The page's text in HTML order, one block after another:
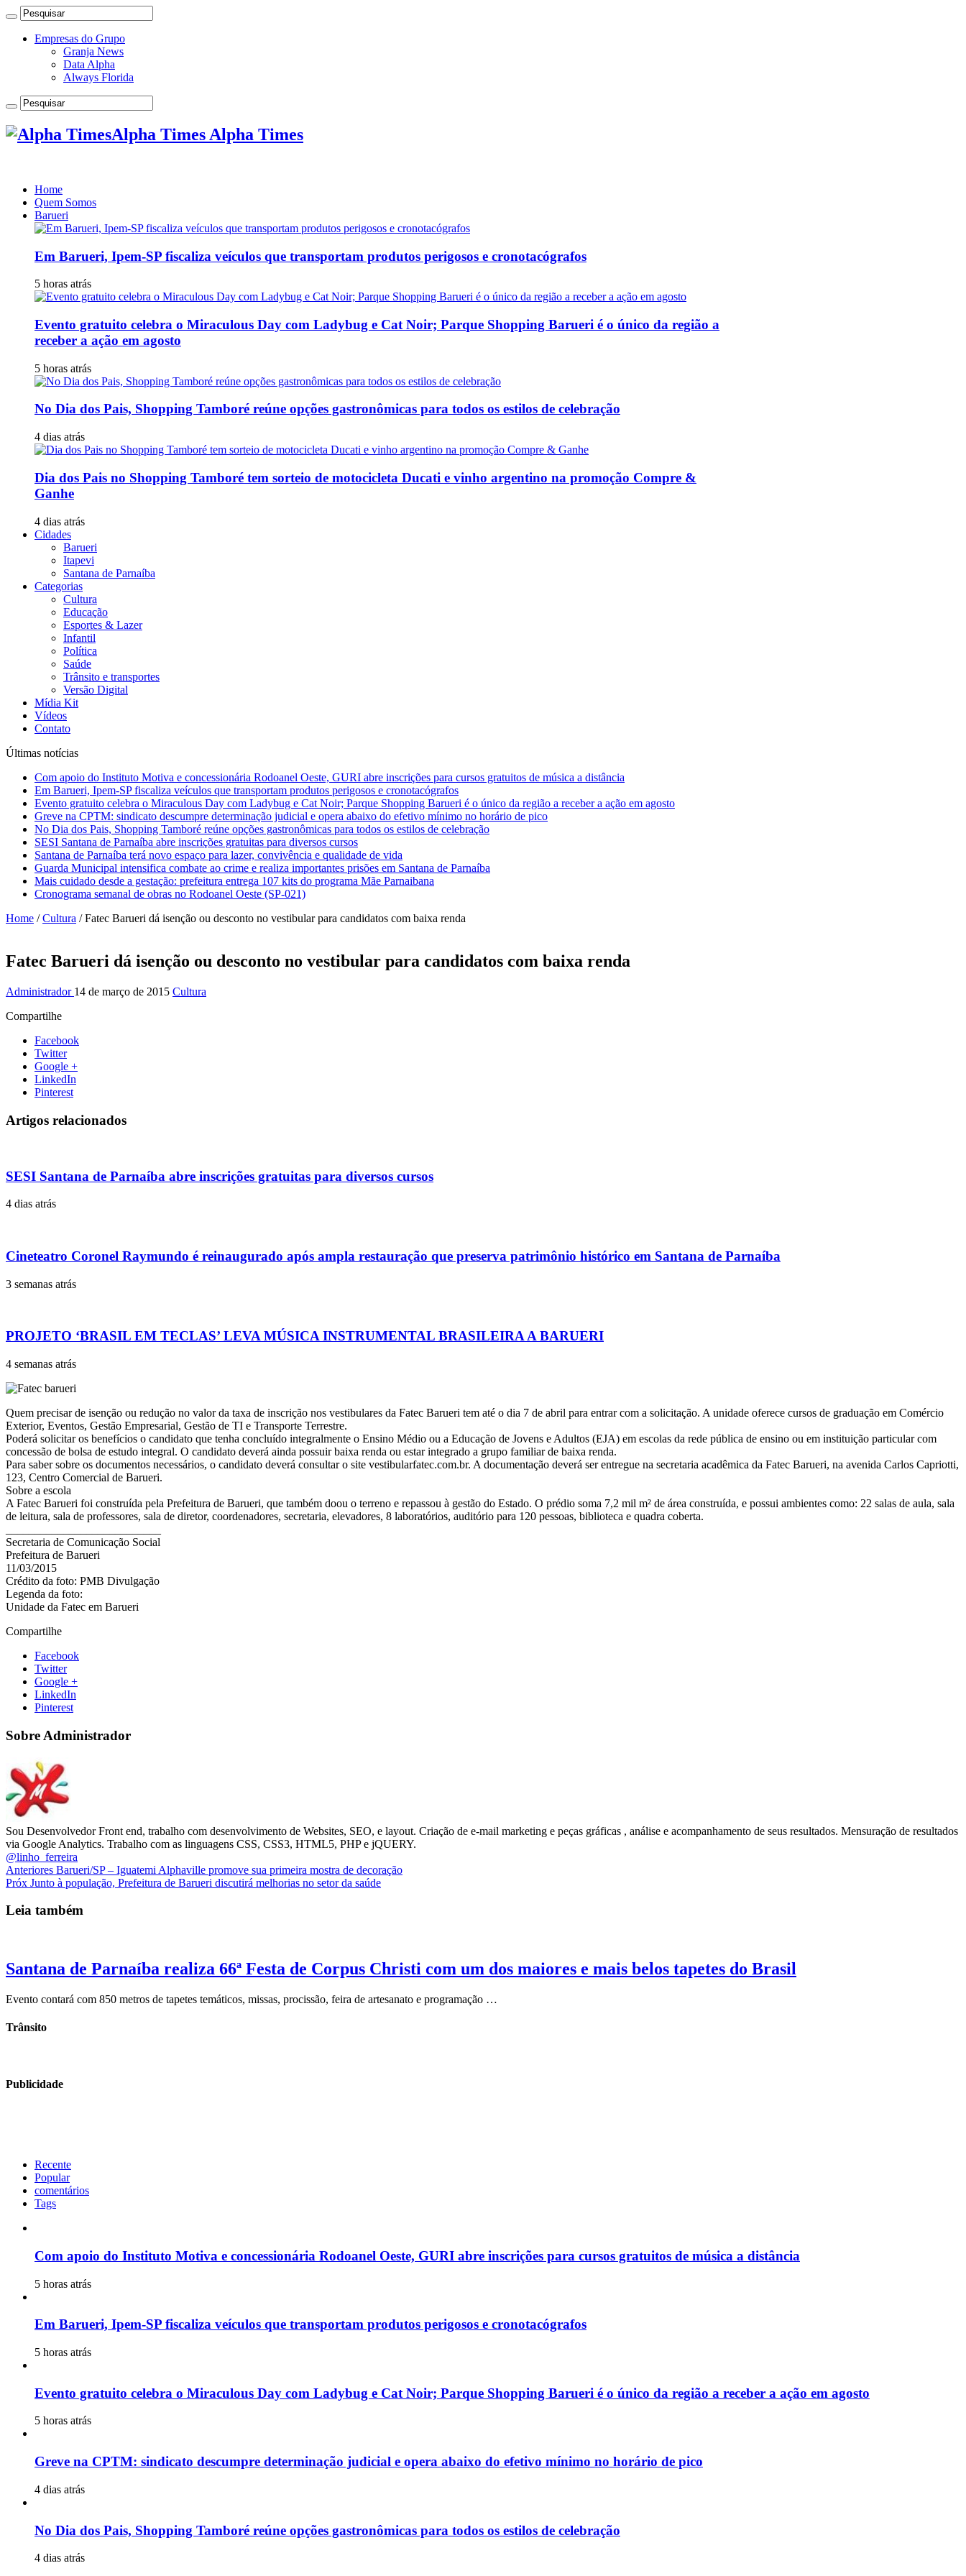
Empresas do Grupo
Granja News
Data Alpha
Always Florida
Alpha Times Alpha Times
Home
Quem Somos
Barueri
Em Barueri, Ipem-SP fiscaliza veículos que transportam produtos perigosos e cronotacógrafos
5 horas atrás
Evento gratuito celebra o Miraculous Day com Ladybug e Cat Noir; Parque Shopping Barueri é o único da região a
receber a ação em agosto
5 horas atrás
No Dia dos Pais, Shopping Tamboré reúne opções gastronômicas para todos os estilos de celebração
4 dias atrás
Dia dos Pais no Shopping Tamboré tem sorteio de motocicleta Ducati e vinho argentino na promoção Compre &
Ganhe
4 dias atrás
Cidades
Barueri
Itapevi
Santana de Parnaíba
Categorias
Cultura
Educação
Esportes & Lazer
Infantil
Política
Saúde
Trânsito e transportes
Versão Digital
Mídia Kit
Vídeos
Contato
Últimas notícias
Com apoio do Instituto Motiva e concessionária Rodoanel Oeste, GURI abre inscrições para cursos gratuitos de música a distância
Em Barueri, Ipem-SP fiscaliza veículos que transportam produtos perigosos e cronotacógrafos
Evento gratuito celebra o Miraculous Day com Ladybug e Cat Noir; Parque Shopping Barueri é o único da região a receber a ação em agosto
Greve na CPTM: sindicato descumpre determinação judicial e opera abaixo do efetivo mínimo no horário de pico
No Dia dos Pais, Shopping Tamboré reúne opções gastronômicas para todos os estilos de celebração
SESI Santana de Parnaíba abre inscrições gratuitas para diversos cursos
Santana de Parnaíba terá novo espaço para lazer, convivência e qualidade de vida
Guarda Municipal intensifica combate ao crime e realiza importantes prisões em Santana de Parnaíba
Mais cuidado desde a gestação: prefeitura entrega 107 kits do programa Mãe Parnaibana
Cronograma semanal de obras no Rodoanel Oeste (SP-021)
Home / Cultura / Fatec Barueri dá isenção ou desconto no vestibular para candidatos com baixa renda
Fatec Barueri dá isenção ou desconto no vestibular para candidatos com baixa renda
Administrador 14 de março de 2015 Cultura
Compartilhe
Facebook
Twitter
Google +
LinkedIn
Pinterest
Artigos relacionados
SESI Santana de Parnaíba abre inscrições gratuitas para diversos cursos
4 dias atrás
Cineteatro Coronel Raymundo é reinaugurado após ampla restauração que preserva patrimônio histórico em Santana de Parnaíba
3 semanas atrás
PROJETO ‘BRASIL EM TECLAS’ LEVA MÚSICA INSTRUMENTAL BRASILEIRA A BARUERI
4 semanas atrás
Quem precisar de isenção ou redução no valor da taxa de inscrição nos vestibulares da Fatec Barueri tem até o dia 7 de abril para entrar com a solicitação. A unidade oferece cursos de graduação em Comércio
Exterior, Eventos, Gestão Empresarial, Gestão de TI e Transporte Terrestre.
Poderá solicitar os benefícios o candidato que tenha concluído integralmente o Ensino Médio ou a Educação de Jovens e Adultos (EJA) em escolas da rede pública de ensino ou em instituição particular com
concessão de bolsa de estudo integral. O candidato deverá ainda possuir baixa renda ou estar integrado a grupo familiar de baixa renda.
Para saber sobre os documentos necessários, o candidato deverá consultar o site vestibularfatec.com.br. A documentação deverá ser entregue na secretaria acadêmica da Fatec Barueri, na avenida Carlos Capriotti,
123, Centro Comercial de Barueri.
Sobre a escola
A Fatec Barueri foi construída pela Prefeitura de Barueri, que também doou o terreno e repassou à gestão do Estado. O prédio soma 7,2 mil m² de área construída, e possui ambientes como: 22 salas de aula, sala
de leitura, sala de professores, sala de diretor, coordenadores, secretaria, elevadores, 8 laboratórios, auditório para 120 pessoas, biblioteca e quadra coberta.
Secretaria de Comunicação Social
Prefeitura de Barueri
11/03/2015
Crédito da foto: PMB Divulgação
Legenda da foto:
Unidade da Fatec em Barueri
Compartilhe
Facebook
Twitter
Google +
LinkedIn
Pinterest
Sobre Administrador
Sou Desenvolvedor Front end, trabalho com desenvolvimento de Websites, SEO, e layout. Criação de e-mail marketing e peças gráficas , análise e acompanhamento de seus resultados. Mensuração de resultados
via Google Analytics. Trabalho com as linguagens CSS, CSS3, HTML5, PHP e jQUERY.
@linho_ferreira
Anteriores Barueri/SP – Iguatemi Alphaville promove sua primeira mostra de decoração
Próx Junto à população, Prefeitura de Barueri discutirá melhorias no setor da saúde
Leia também
Santana de Parnaíba realiza 66ª Festa de Corpus Christi com um dos maiores e mais belos tapetes do Brasil
Evento contará com 850 metros de tapetes temáticos, missas, procissão, feira de artesanato e programação …
Trânsito
Publicidade
Recente
Popular
comentários
Tags
Com apoio do Instituto Motiva e concessionária Rodoanel Oeste, GURI abre inscrições para cursos gratuitos de música a distância
5 horas atrás
Em Barueri, Ipem-SP fiscaliza veículos que transportam produtos perigosos e cronotacógrafos
5 horas atrás
Evento gratuito celebra o Miraculous Day com Ladybug e Cat Noir; Parque Shopping Barueri é o único da região a receber a ação em agosto
5 horas atrás
Greve na CPTM: sindicato descumpre determinação judicial e opera abaixo do efetivo mínimo no horário de pico
4 dias atrás
No Dia dos Pais, Shopping Tamboré reúne opções gastronômicas para todos os estilos de celebração
4 dias atrás